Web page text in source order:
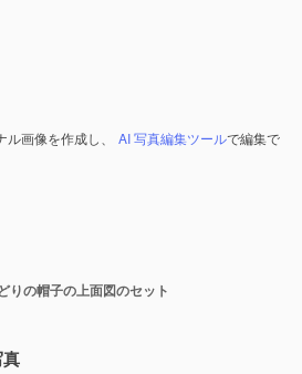
画像を作成し、 AI 写真編集ツールで編集で
りの帽子の上面図のセット